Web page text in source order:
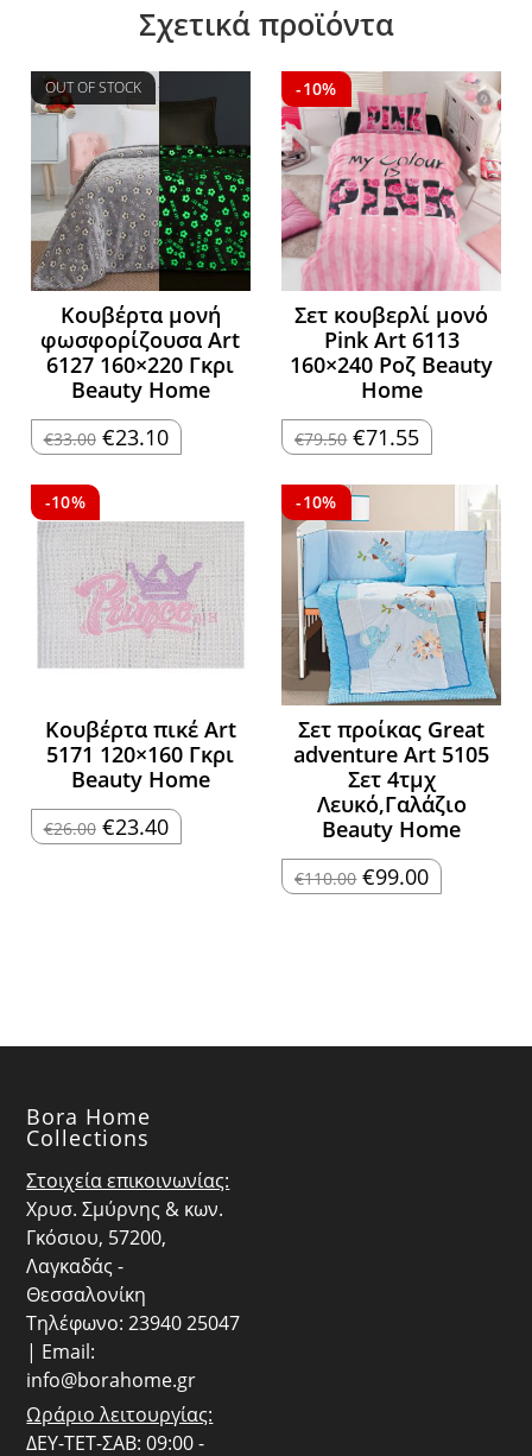
Σχετικά προϊόντα
OUT OF STOCK
Κουβέρτα μονή
φωσφορίζουσα Art
6127 160×220 Γκρι
Beauty Home
€33.00 Original
price
€23.10Η
τρέχουσα
-10%
Σετ κουβερλί μονό
Pink Art 6113
160×240 Ροζ Beauty
Home
€79.50 Original
price
€79.50.
€71.55 Η
τρέχουσα
είναι:
€71.55.
-10%
Κουβέρτα πικέ Art
5171 120×160 Γκρι
Beauty Home
€26.00 Original
price
€23.40Η
τρέχουσα
-10%
Σετ προίκας Great
adventure Art 5105
Σετ 4τμχ
Λευκό,Γαλάζιο
Beauty Home
€110.00 Original
price
€99.00Η
τρέχουσα
Bora Home
Collections
Στοιχεία επικοινωνίας:
Χρυσ. Σμύρνης & κων.
Γκόσιου, 57200,
Λαγκαδάς -
Θεσσαλονίκη
Τηλέφωνο: 23940 25047
| Email:
info@borahome.gr
Ωράριο λειτουργίας:
ΔΕΥ-ΤΕΤ-ΣΑΒ: 09:00 -